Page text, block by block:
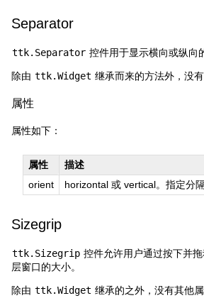
Separator
ttk.Separator 控件用于显示横向或纵向
除由 ttk.Widget 继承而来的方法外，没有
属性
属性如下：
属性
描述
orient
horizontal 或 vertical。指定分隔
Sizegrip
ttk.Sizegrip 控件允许用户通过按下并
层窗口的大小。
除由 ttk.Widget 继承的之外，没有其他属